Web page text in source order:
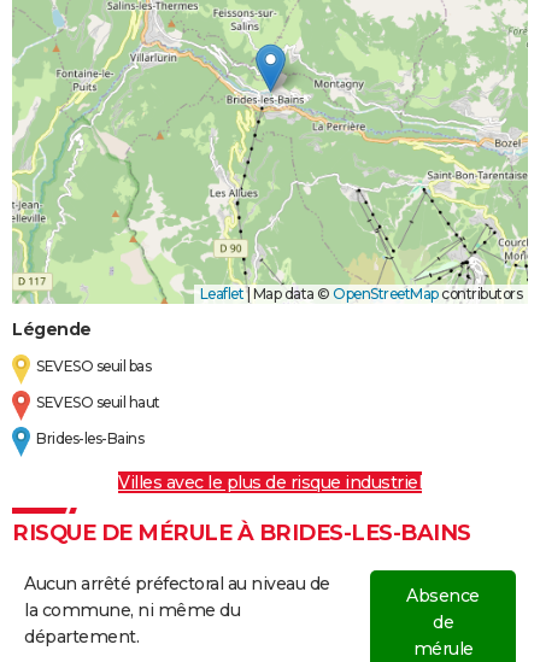
Leaflet| Map data © OpenStreetMapcontributors
Légende
SEVESO seuil bas
SEVESO seuil haut
Brides-les-Bains
Villes avec le plus de risque industriel
RISQUE DE MÉRULE À BRIDES-LES-BAINS
Aucun arrêté préfectoral au niveau de
la commune, ni même du
département.
Absence
de
mérule